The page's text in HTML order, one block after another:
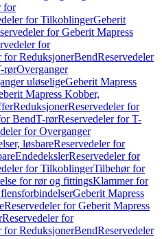
for
for TilkoblingerGeberit
for Geberit Mapress
for
for ReduksjonerBendReservedeler
rørOverganger
uløseligeGeberit Mapress
Mapress Kobber,
ReduksjonerReservedeler for
BendT-rørReservedeler for T-
for Overganger
løsbareReservedeler for
EndedekslerReservedeler for
for TilkoblingerTilbehør for
for rør og fittingsKlammer for
Geberit Mapress
Reservedeler for Geberit Mapress
Reservedeler for
for ReduksjonerBendReservedeler